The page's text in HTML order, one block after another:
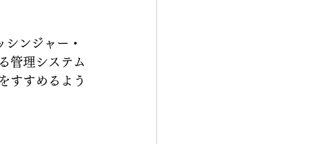
ンジャー・
管理システム
すすめるよう